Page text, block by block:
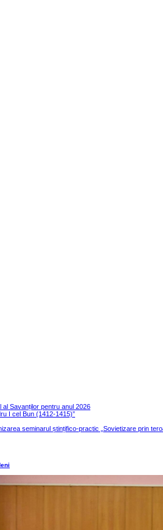
Savanților pentru anul 2026
I cel Bun (1412-1415)”
seminarul ștințifico-practic „Sovietizare prin